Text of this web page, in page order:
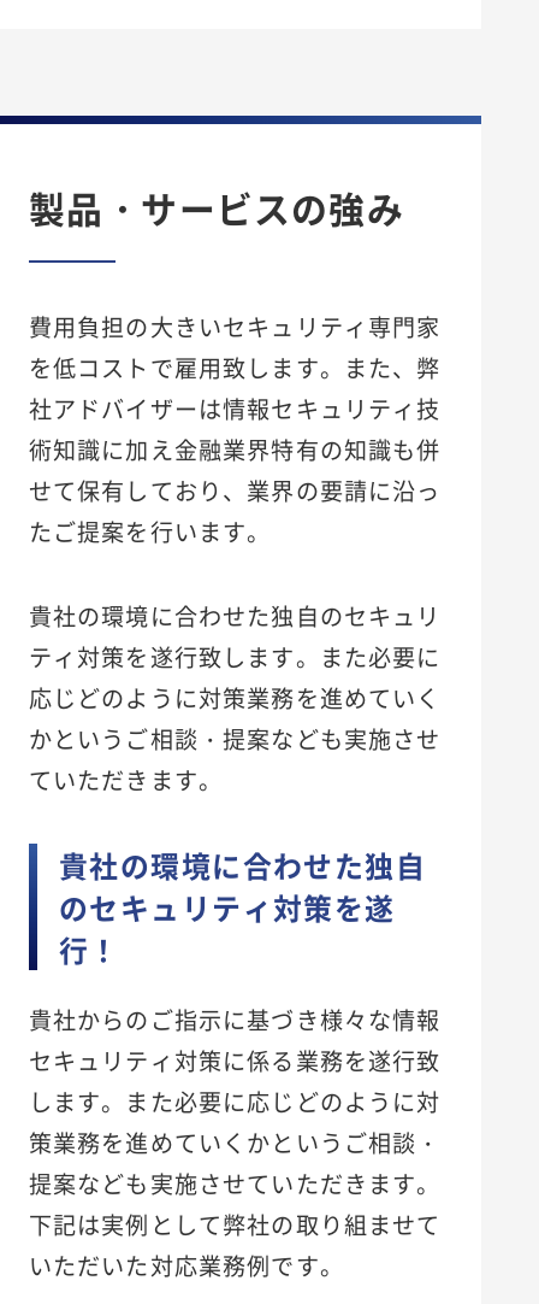
製品・サービスの強み
費用負担の大きいセキュリティ専門家
を低コストで雇用致します。また、弊
社アドバイザーは情報セキュリティ技
術知識に加え金融業界特有の知識も併
せて保有しており、業界の要請に沿っ
たご提案を行います。
貴社の環境に合わせた独自のセキュリ
ティ対策を遂行致します。また必要に
応じどのように対策業務を進めていく
かというご相談・提案なども実施させ
ていただきます。
貴社の環境に合わせた独自
のセキュリティ対策を遂
行！
貴社からのご指示に基づき様々な情報
セキュリティ対策に係る業務を遂行致
します。また必要に応じどのように対
策業務を進めていくかというご相談・
提案なども実施させていただきます。
下記は実例として弊社の取り組ませて
いただいた対応業務例です。